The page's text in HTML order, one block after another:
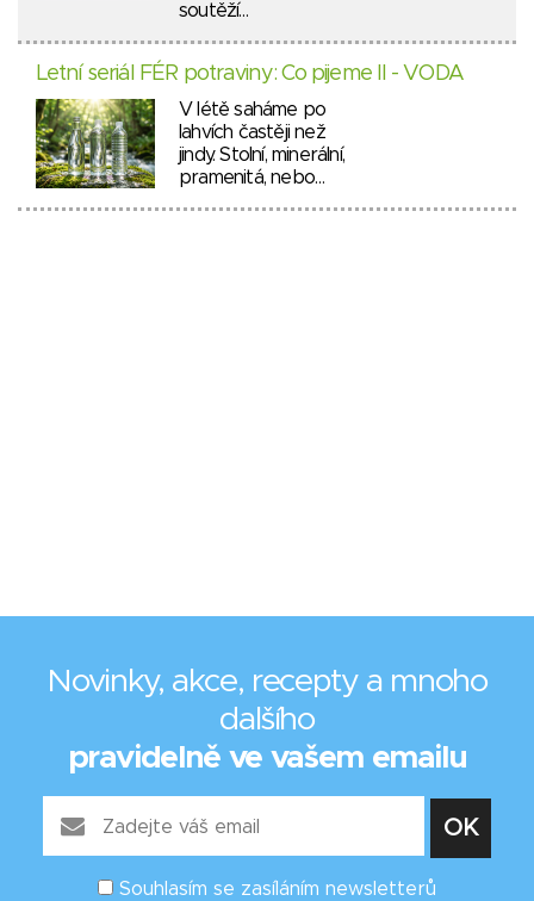
soutěží…
Letní seriál FÉR potraviny: Co pijeme II - VODA
V létě saháme po
lahvích častěji než
jindy. Stolní, minerální,
pramenitá, nebo…
Novinky, akce, recepty a mnoho
dalšího
pravidelně ve vašem emailu
Souhlasím se zasíláním newsletterů